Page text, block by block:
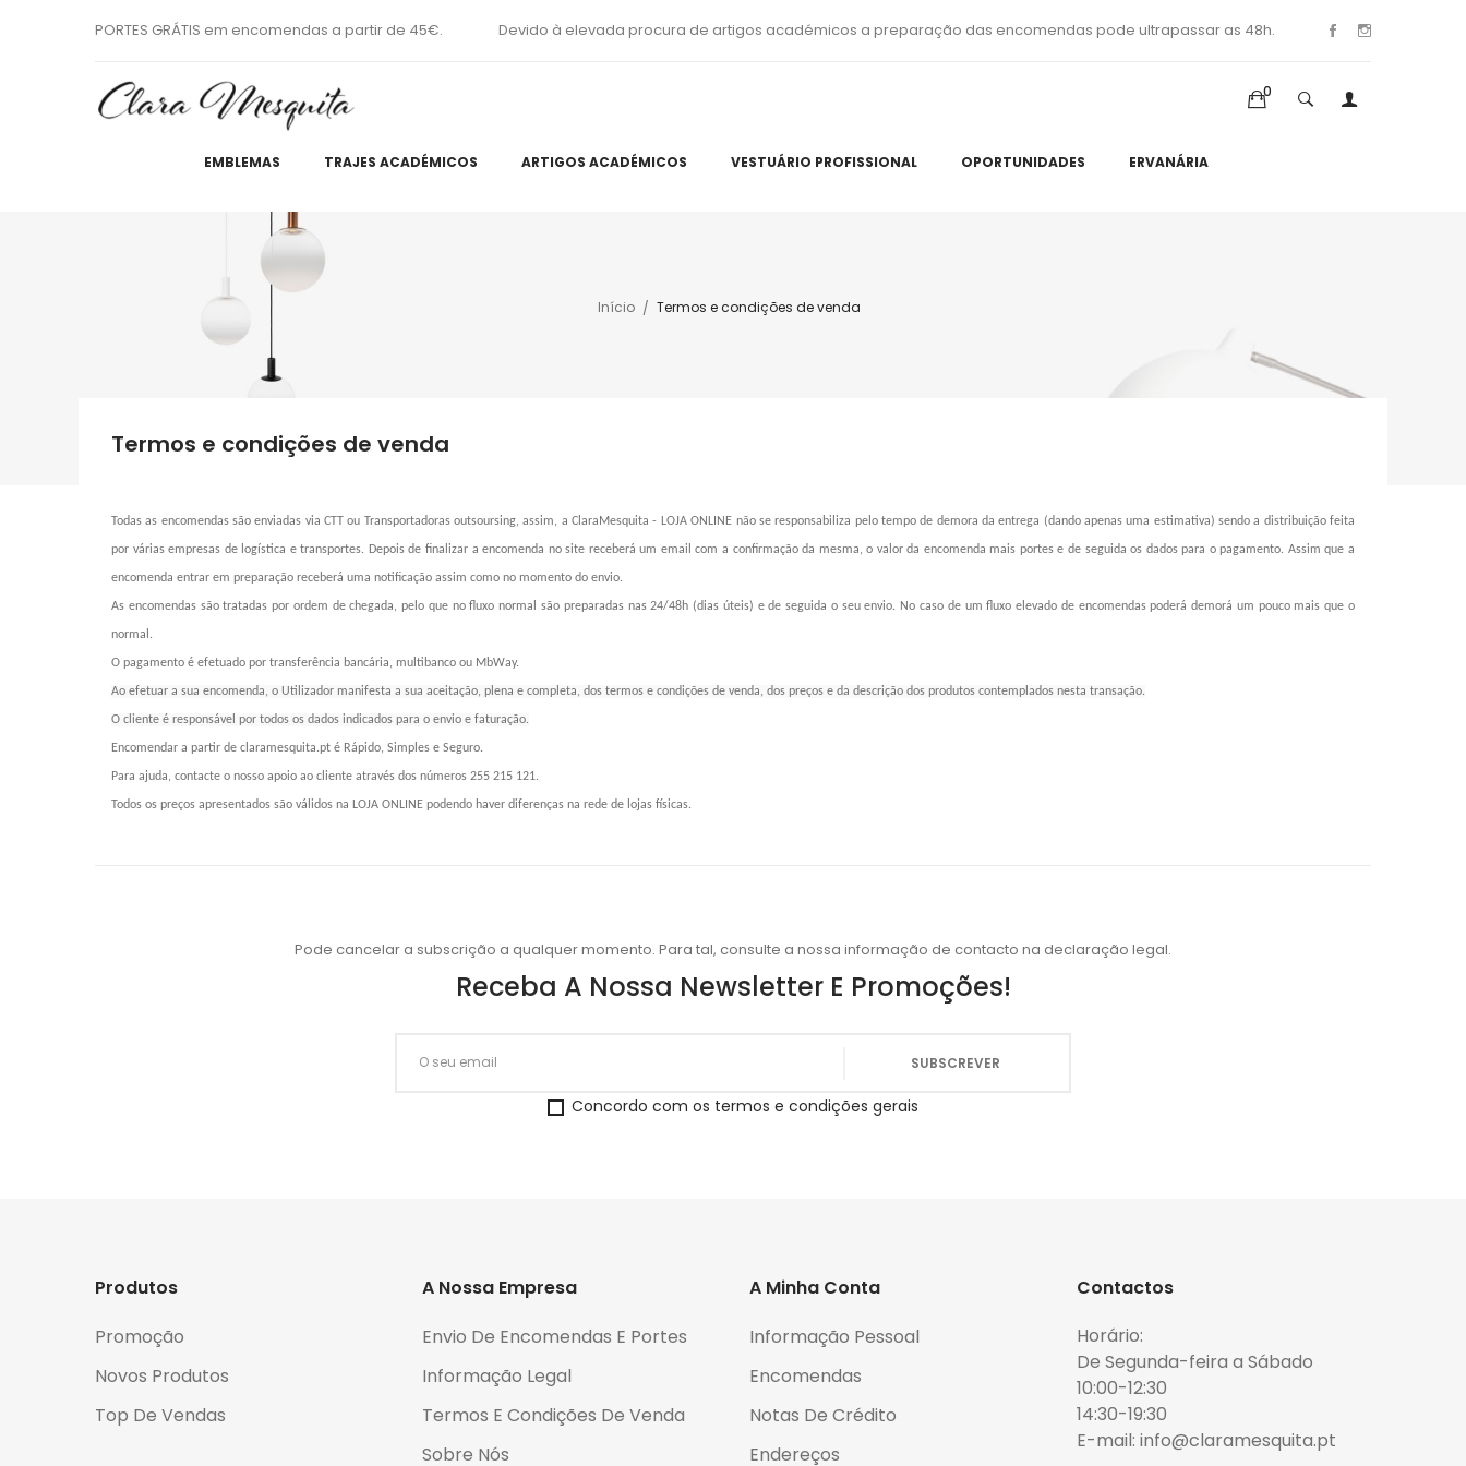
PORTES GRÁTIS em encomendas a partir de 45€. Devido à elevada procura de artigos académicos a preparação das encomendas pode ultrapassar as 48h.
0
EMBLEMAS TRAJES ACADÉMICOS ARTIGOS ACADÉMICOS VESTUÁRIO PROFISSIONAL OPORTUNIDADES ERVANÁRIA
Início Termos e condições de venda
Termos e condições de venda
Todas as encomendas são enviadas via CTT ou Transportadoras outsoursing, assim, a ClaraMesquita - LOJA ONLINE não se responsabiliza pelo tempo de demora da entrega (dando apenas uma estimativa) sendo a distribuição feita
por várias empresas de logística e transportes. Depois de finalizar a encomenda no site receberá um email com a confirmação da mesma, o valor da encomenda mais portes e de seguida os dados para o pagamento. Assim que a
encomenda entrar em preparação receberá uma notificação assim como no momento do envio.
As encomendas são tratadas por ordem de chegada, pelo que no fluxo normal são preparadas nas 24/48h (dias úteis) e de seguida o seu envio. No caso de um fluxo elevado de encomendas poderá demorá um pouco mais que o
normal.
O pagamento é efetuado por transferência bancária, multibanco ou MbWay.
Ao efetuar a sua encomenda, o Utilizador manifesta a sua aceitação, plena e completa, dos termos e condições de venda, dos preços e da descrição dos produtos contemplados nesta transação.
O cliente é responsável por todos os dados indicados para o envio e faturação.
Encomendar a partir de claramesquita.pt é Rápido, Simples e Seguro.
Para ajuda, contacte o nosso apoio ao cliente através dos números 255 215 121.
Todos os preços apresentados são válidos na LOJA ONLINE podendo haver diferenças na rede de lojas físicas.
Pode cancelar a subscrição a qualquer momento. Para tal, consulte a nossa informação de contacto na declaração legal.
Receba A Nossa Newsletter E Promoções!
Concordo com os termos e condições gerais
Produtos
Promoção
Novos Produtos
Top De Vendas
A Nossa Empresa
Envio De Encomendas E Portes
Informação Legal
Termos E Condições De Venda
Sobre Nós
A Minha Conta
Informação Pessoal
Encomendas
Notas De Crédito
Endereços
Contactos
Horário:
De Segunda-feira a Sábado
10:00-12:30
14:30-19:30
E-mail: info@claramesquita.pt